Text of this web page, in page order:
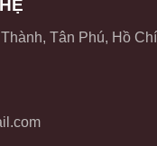
Tân Phú, Hồ Chí